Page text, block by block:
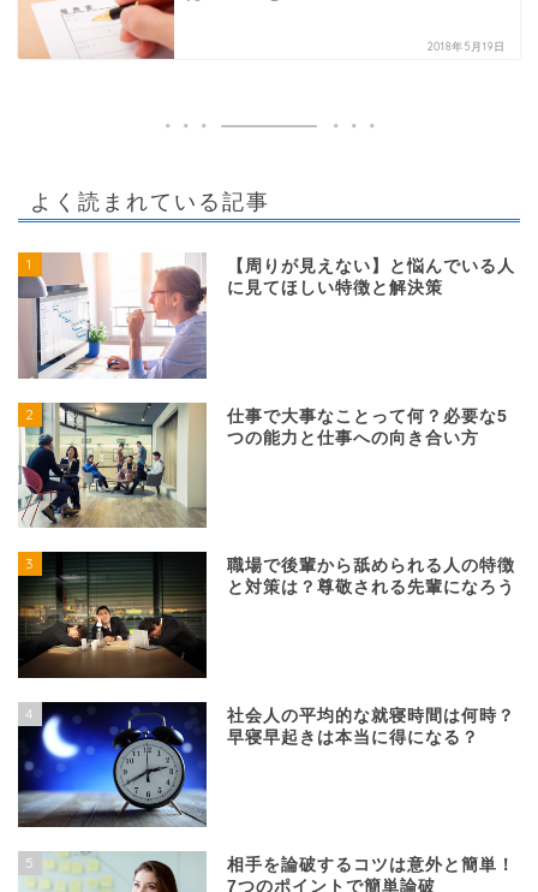
2018年5月19日
よく読まれている記事
1
【周りが見えない】と悩んでいる人
に見てほしい特徴と解決策
2
仕事で大事なことって何？必要な5
つの能力と仕事への向き合い方
3
職場で後輩から舐められる人の特徴
と対策は？尊敬される先輩になろう
4
社会人の平均的な就寝時間は何時？
早寝早起きは本当に得になる？
5
相手を論破するコツは意外と簡単！
7つのポイントで簡単論破